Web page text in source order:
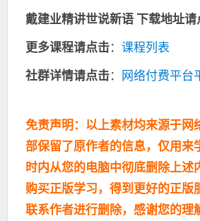
戴建业精讲世说新语 下载地址请
更多课程请点击： 课程列表
社群详情请点击： 网络付费平台
免责声明：以上素材均来源于网
部保留了原作者的信息，仅用来
时内从您的电脑中彻底删除上述
购买正版学习，得到更好的正版
联系作者进行删除，感谢您的理